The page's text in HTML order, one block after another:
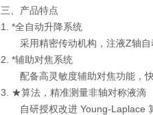
三、产品特点
1. *全自动升降系统
采用精密传动机构，注液Z轴
2. *辅助对焦系统
配备高灵敏度辅助对焦功能，
3. ★算法，精准测量非轴对称液滴
自研授权改进 Young-Laplace